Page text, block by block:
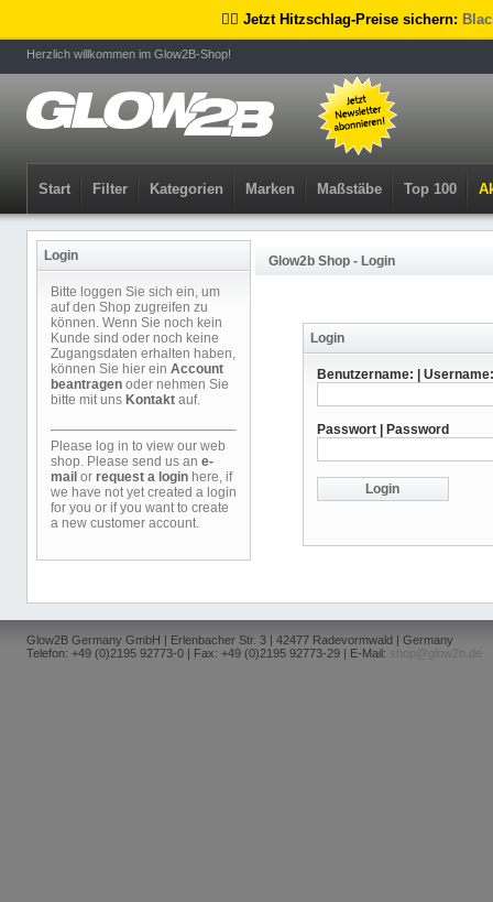
🏴‍☠️ Jetzt Hitzschlag-Preise sichern:
Herzlich willkommen im Glow2B-Shop!
Start Filter Kategorien Marken Maßstäbe Top 100
Login
Bitte loggen Sie sich ein, um
auf den Shop zugreifen zu
können. Wenn Sie noch kein
Kunde sind oder noch keine
Zugangsdaten erhalten haben,
können Sie hier ein Account
beantragen oder nehmen Sie
bitte mit uns Kontakt auf.
Please log in to view our web
shop. Please send us an e-
mail or request a login here, if
we have not yet created a login
for you or if you want to create
a new customer account.
Glow2b Shop - Login
Login
Benutzername: | Username:
Passwort | Password
Glow2B Germany GmbH | Erlenbacher Str. 3 | 42477 Radevormwald | Germany
Telefon: +49 (0)2195 92773-0 | Fax: +49 (0)2195 92773-29 | E-Mail:
shop@glow2b.de